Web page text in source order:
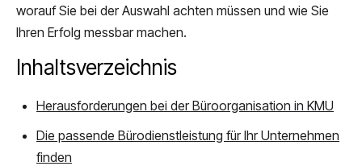
worauf Sie bei der Auswahl achten müssen und wie Sie
Ihren Erfolg messbar machen.
Inhaltsverzeichnis
Herausforderungen bei der Büroorganisation in KMU
Die passende Bürodienstleistung für Ihr Unternehmen
finden